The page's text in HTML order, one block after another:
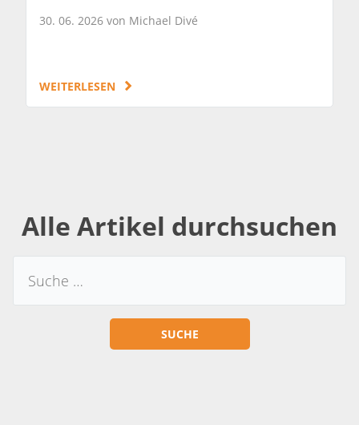
30. 06. 2026 von Michael Divé
WEITERLESEN
Alle Artikel durchsuchen